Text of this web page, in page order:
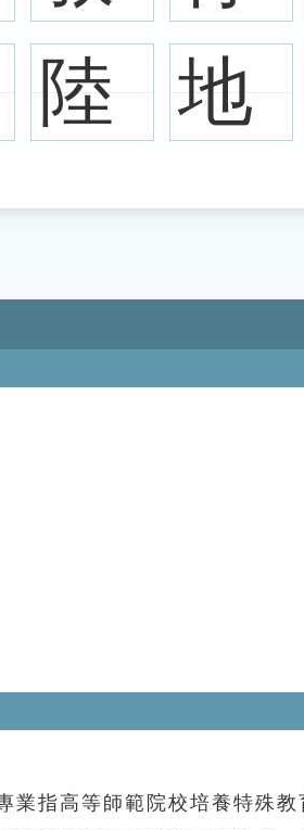
陸 地
指高等師範院校培養特殊教